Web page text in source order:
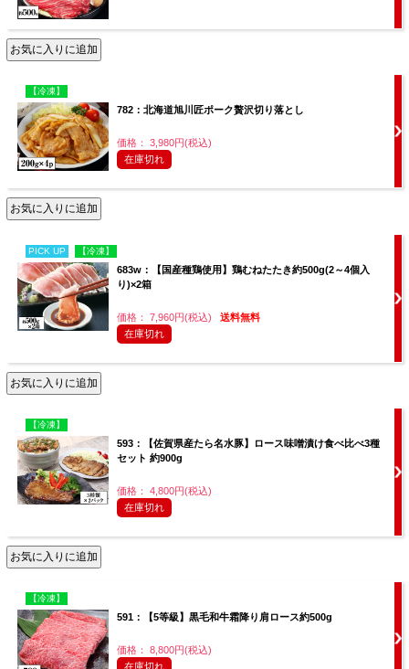
【冷凍】
782：北海道旭川匠ポーク贅沢切り落とし
価格： 3,980円(税込)
在庫切れ
PICK UP 【冷凍】
683w：【国産種鶏使用】鶏むねたたき約500g(2～4個入
り)×2箱
価格： 7,960円(税込)
送料無料
在庫切れ
【冷凍】
593：【佐賀県産たら名水豚】ロース味噌漬け食べ比べ3種
セット 約900g
価格： 4,800円(税込)
在庫切れ
【冷凍】
591：【5等級】黒毛和牛霜降り肩ロース約500g
価格： 8,800円(税込)
在庫切れ